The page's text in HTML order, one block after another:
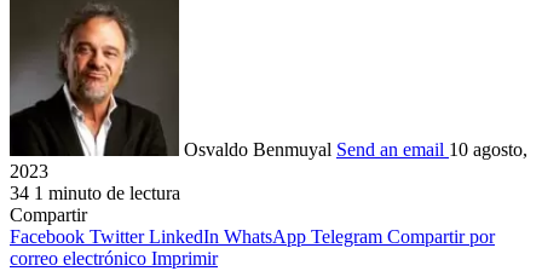
Osvaldo Benmuyal Send an email 10 agosto,
2023
34 1 minuto de lectura
Compartir
Facebook Twitter LinkedIn WhatsApp Telegram Compartir por
correo electrónico Imprimir